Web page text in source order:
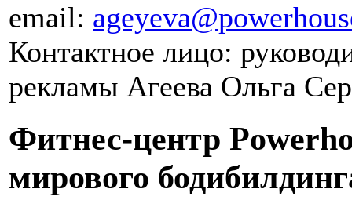
email:
Контактное лицо:
рекламы Агеева Ольга
Фитнес-центр
мирового